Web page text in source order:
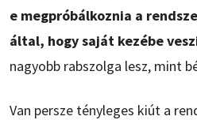
e megpróbálkoznia a
által, hogy saját kezébe
nagyobb rabszolga lesz, mint
Van persze tényleges kiút a